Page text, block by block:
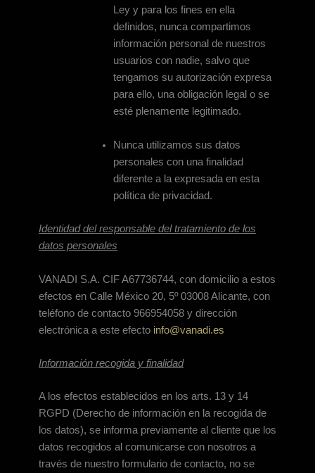
Ley y para los fines en ella
definidos, nunca compartimos
información personal de nuestros
usuarios con nadie, salvo que
tengamos su autorización expresa
para ello, una obligación legal o se
esté plenamente legitimado.
Nunca utilizamos sus datos
personales con una finalidad
diferente a la expresada en esta
política de privacidad.
Identidad del responsable del tratamiento de los
datos personales
VANADI S.A. CIF A67736744, con domicilio a estos
efectos en Calle México 20, 5º 03008 Alicante, con
teléfono de contacto 966954058 y dirección
electrónica a este efecto info@vanadi.es
Información recogida y finalidad
A los efectos establecidos en los arts. 13 y 14
RGPD (Derecho de información en la recogida de
los datos), se informa previamente al cliente que los
datos recogidos al comunicarse con nosotros a
través de nuestro formulario de contacto, no se